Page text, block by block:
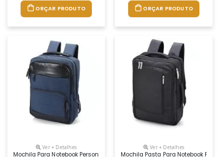
ORÇAR PRODUTO ORÇAR PRODUTO
Ver + Detalhes
Mochila Para Notebook Personalizada
Ver + Detalhes
Mochila Pasta Para Notebook